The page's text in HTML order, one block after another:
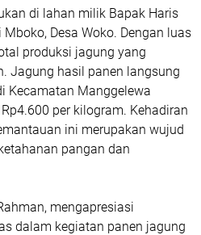
di lahan milik Bapak Haris
Desa Woko. Dengan luas
produksi jagung yang
Jagung hasil panen langsung
Kecamatan Manggelewa
per kilogram. Kehadiran
ini merupakan wujud
pangan dan
mengapresiasi
dalam kegiatan panen jagung